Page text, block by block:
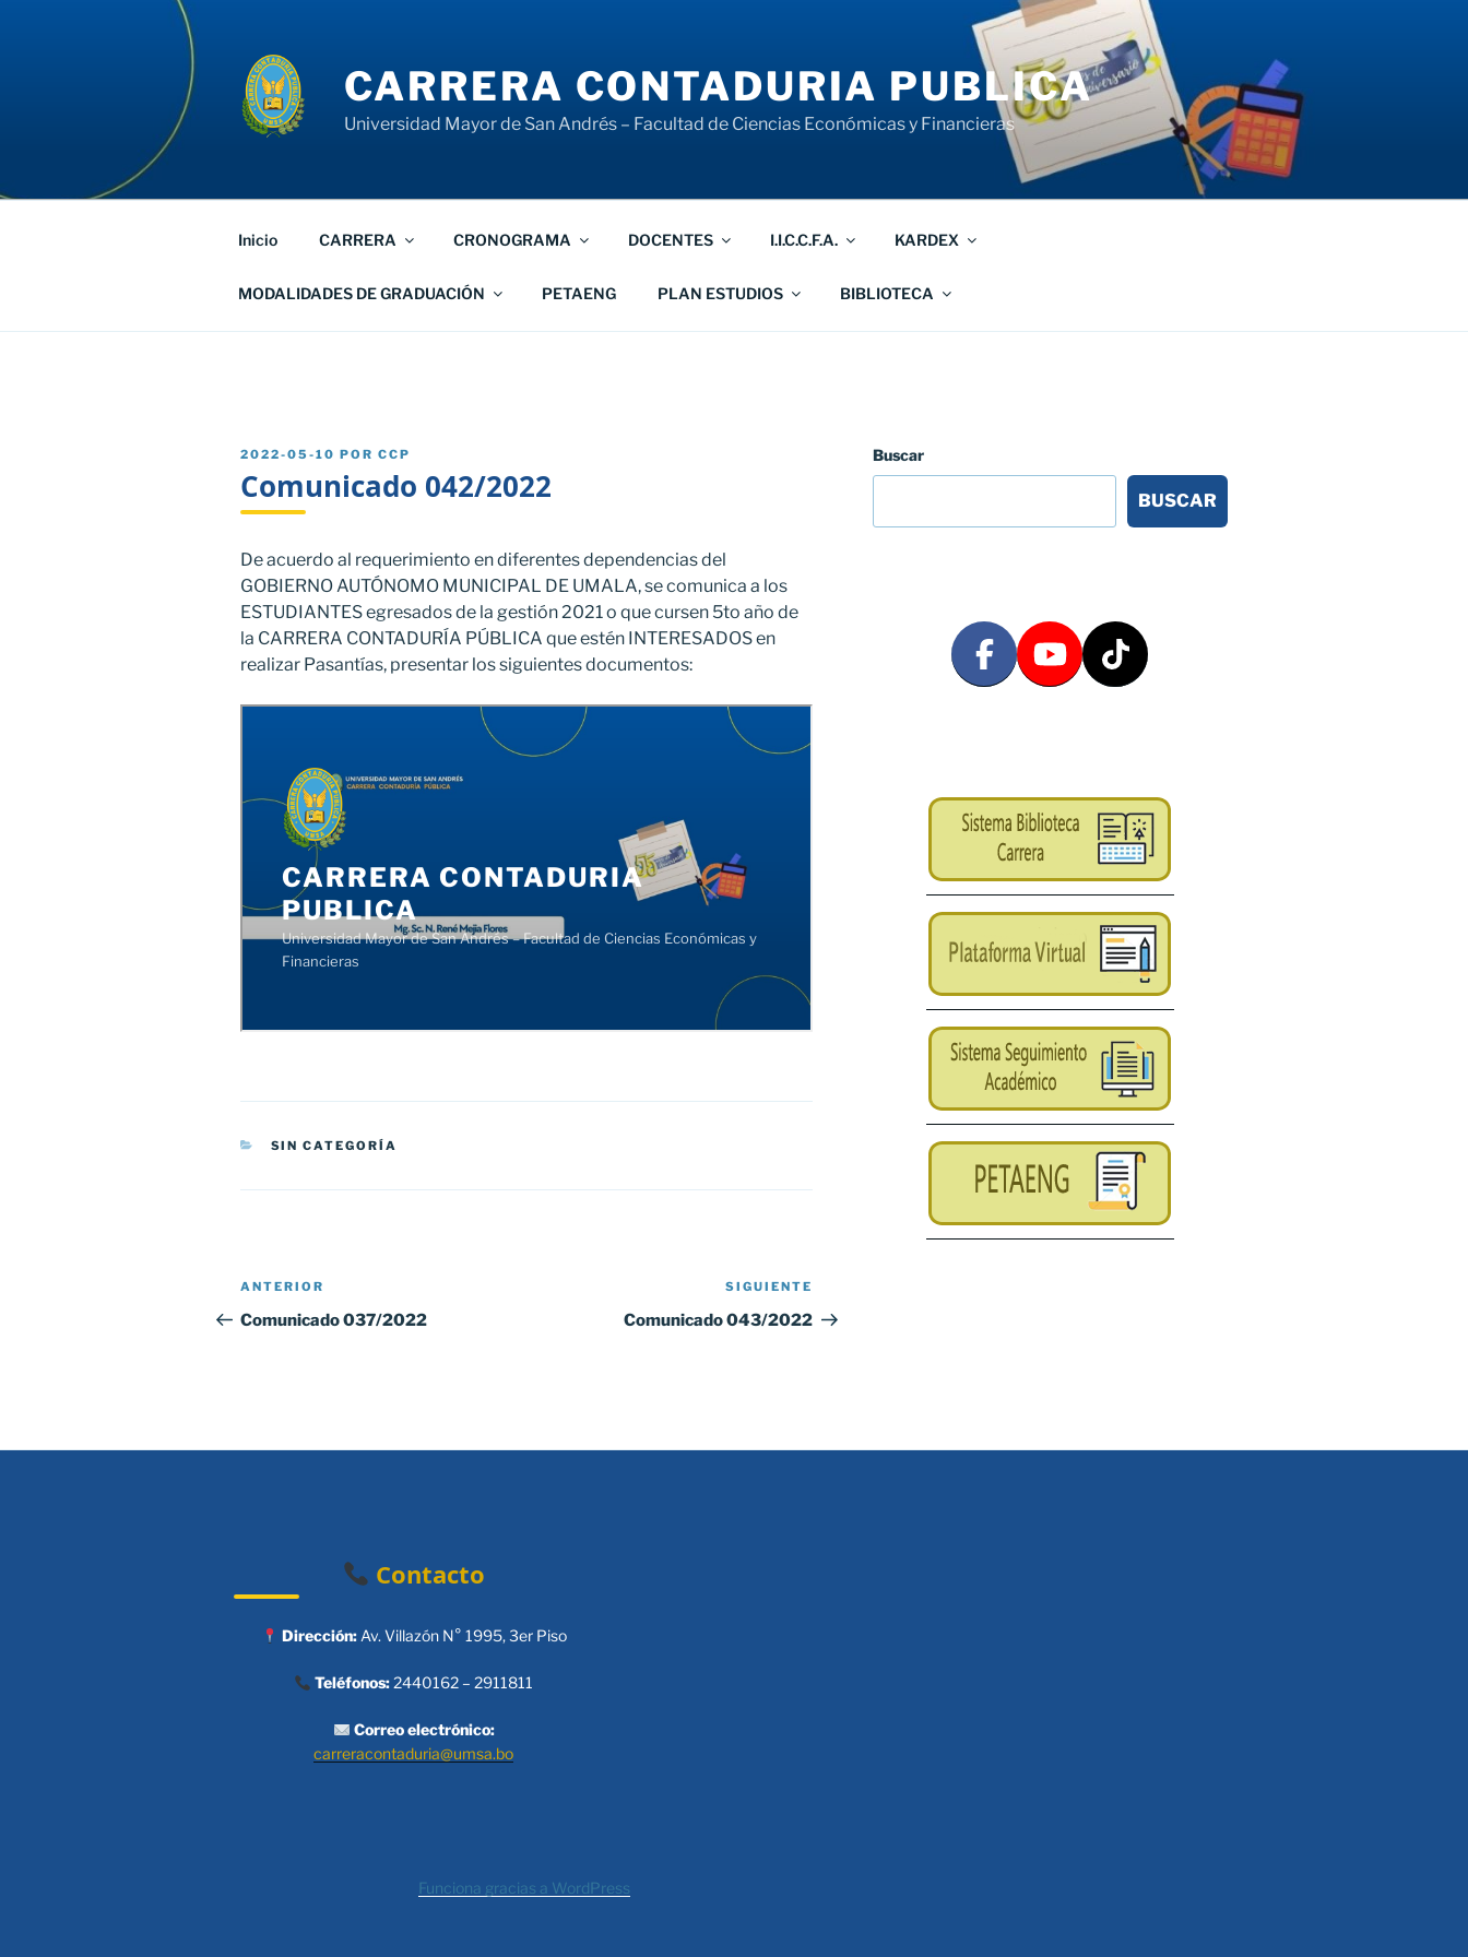
CARRERA CONTADURIA PUBLICA
Universidad Mayor de San Andrés – Facultad de Ciencias Económicas y Financieras
Inicio CARRERA CRONOGRAMA DOCENTES I.I.C.C.F.A. KARDEX
MODALIDADES DE GRADUACIÓN PETAENG PLAN ESTUDIOS BIBLIOTECA
PUBLICADO
2022-05-10 POR CCP
Comunicado 042/2022
De acuerdo al requerimiento en diferentes dependencias del
GOBIERNO AUTÓNOMO MUNICIPAL DE UMALA, se comunica a los
ESTUDIANTES egresados de la gestión 2021 o que cursen 5to año de
la CARRERA CONTADURÍA PÚBLICA que estén INTERESADOS en
realizar Pasantías, presentar los siguientes documentos:
CATEGORÍAS
SIN CATEGORÍA
Navegación
de
Entrada
anterior:
ANTERIOR
Comunicado 037/2022
entrada
SIGUIENTE
Comunicado 043/2022
Buscar
BUSCAR
Contacto
Dirección:Av. Villazón N° 1995, 3er Piso
Teléfonos:2440162 – 2911811
Correo electrónico:
carreracontaduria@umsa.bo
Funciona gracias a WordPress